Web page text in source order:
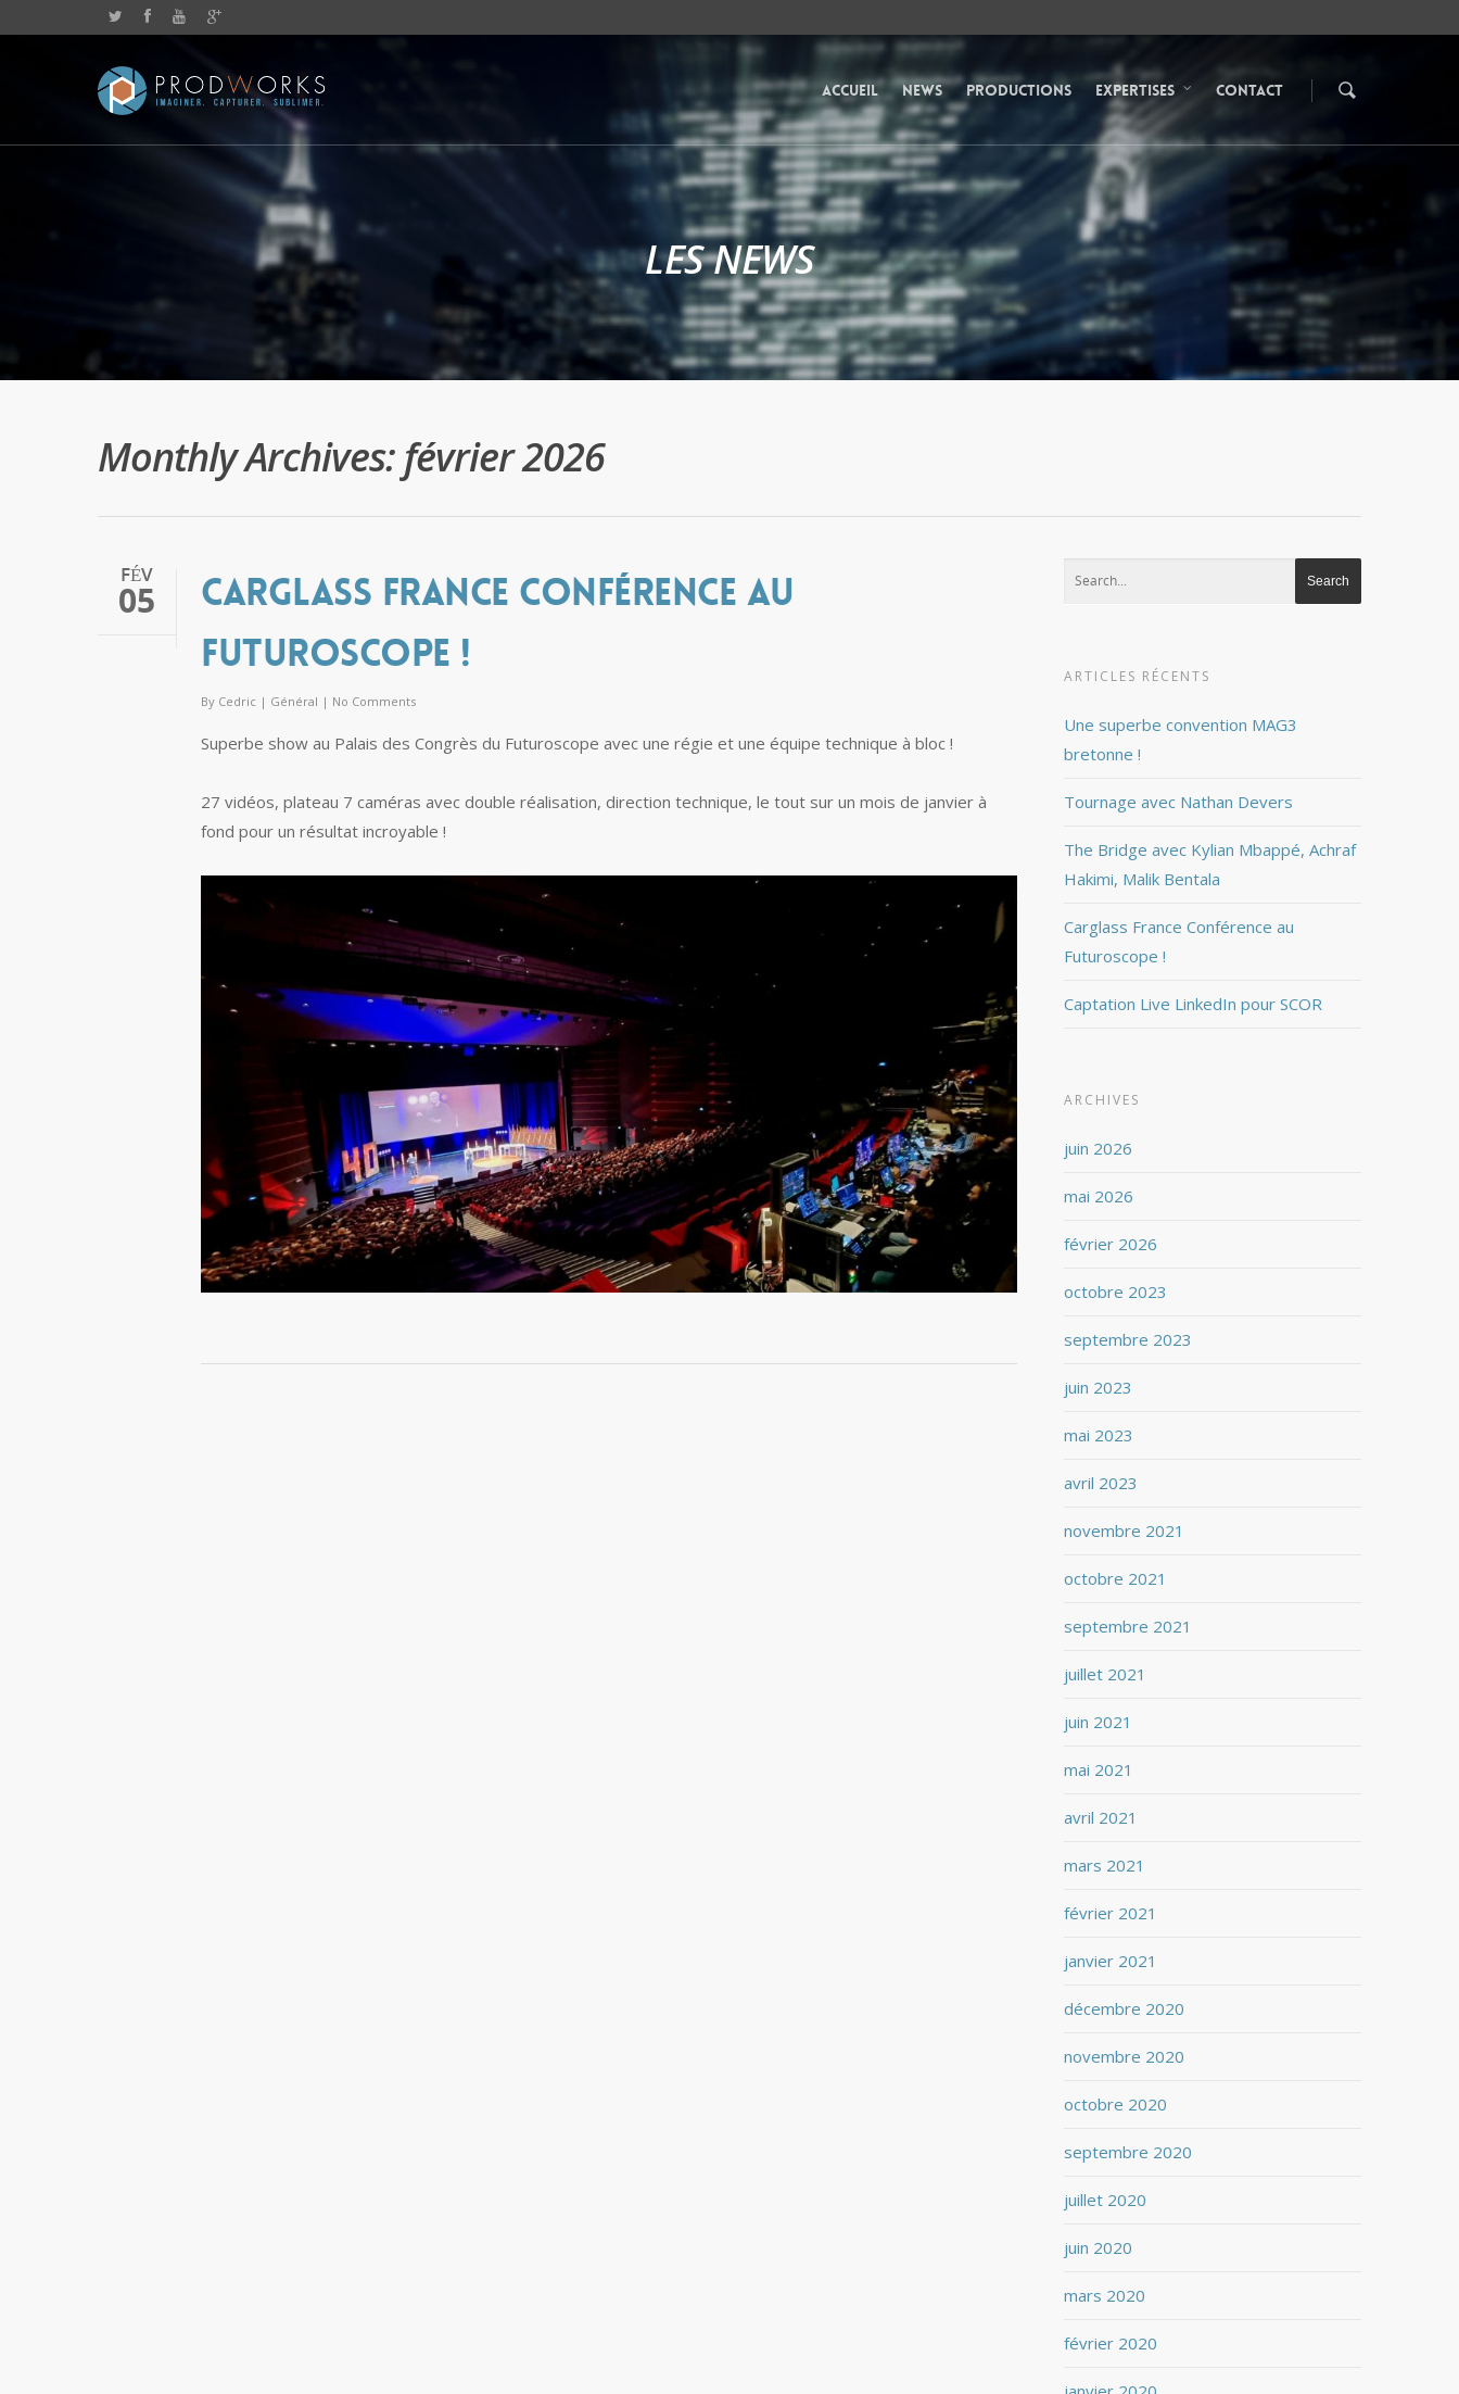
Accueil News Productions Expertises Contact
LES NEWS
Monthly Archives: février 2026
FÉV
05
Carglass France Conférence au
Futuroscope !
By Cedric | Général | No Comments
Superbe show au Palais des Congrès du Futuroscope avec une régie et une équipe technique à bloc !
27 vidéos, plateau 7 caméras avec double réalisation, direction technique, le tout sur un mois de janvier à
fond pour un résultat incroyable !
ARTICLES RÉCENTS
Une superbe convention MAG3
bretonne !
Tournage avec Nathan Devers
The Bridge avec Kylian Mbappé, Achraf
Hakimi, Malik Bentala
Carglass France Conférence au
Futuroscope !
Captation Live LinkedIn pour SCOR
ARCHIVES
juin 2026
mai 2026
février 2026
octobre 2023
septembre 2023
juin 2023
mai 2023
avril 2023
novembre 2021
octobre 2021
septembre 2021
juillet 2021
juin 2021
mai 2021
avril 2021
mars 2021
février 2021
janvier 2021
décembre 2020
novembre 2020
octobre 2020
septembre 2020
juillet 2020
juin 2020
mars 2020
février 2020